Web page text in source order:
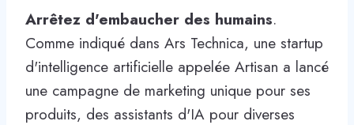
Arrêtez d'embaucher des humains.
Comme indiqué dans Ars Technica, une startup
d'intelligence artificielle appelée Artisan a lancé
une campagne de marketing unique pour ses
produits, des assistants d'IA pour diverses